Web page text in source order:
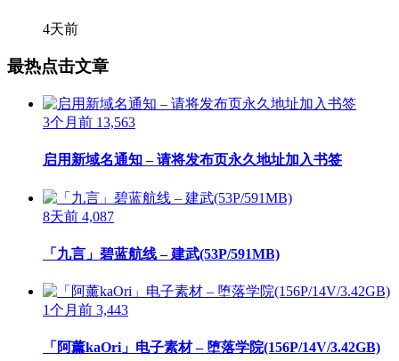
4天前
最热点击文章
3个月前 13,563
启用新域名通知 – 请将发布页永久地址加入书签
8天前 4,087
「九言」碧蓝航线 – 建武(53P/591MB)
1个月前 3,443
「阿薰kaOri」电子素材 – 堕落学院(156P/14V/3.42GB)